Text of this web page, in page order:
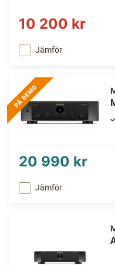
10 200 kr
Jämför
20 990 kr
Jämför